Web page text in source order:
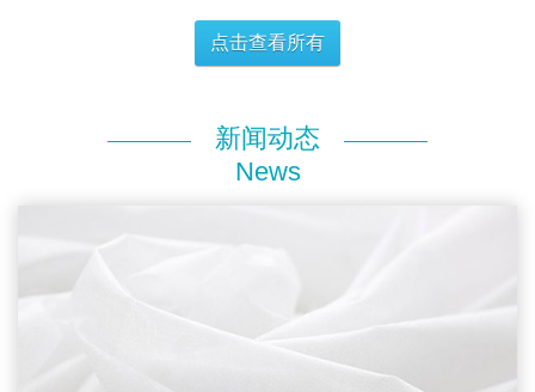
点击查看所有
新闻动态
News